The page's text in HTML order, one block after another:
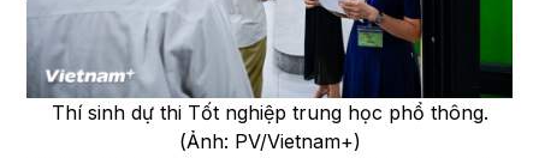
Thí sinh dự thi Tốt nghiệp trung học phổ thông.
(Ảnh: PV/Vietnam+)